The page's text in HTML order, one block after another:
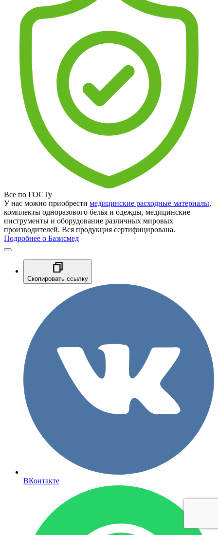
Все по ГОСТу
У нас можно приобрести медицинские расходные материалы,
комплекты одноразового белья и одежды, медицинские
инструменты и оборудование различных мировых
производителей. Вся продукция сертифицирована.
Подробнее о Базисмед
Скопировать ссылку
ВКонтакте